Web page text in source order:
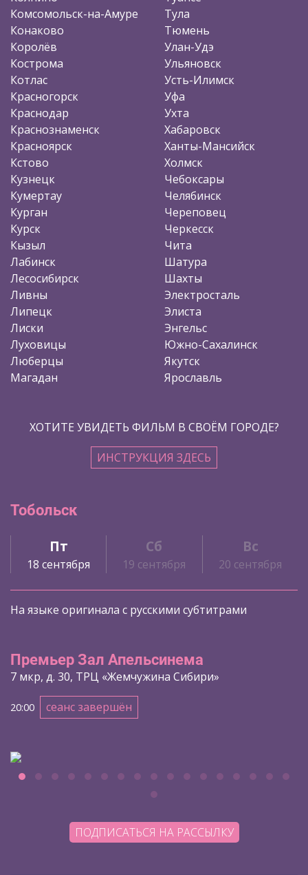
Комсомольск-на-Амуре
Конаково
Королёв
Кострома
Котлас
Красногорск
Краснодар
Краснознаменск
Красноярск
Кстово
Кузнецк
Кумертау
Курган
Курск
Кызыл
Лабинск
Лесосибирск
Ливны
Липецк
Лиски
Луховицы
Люберцы
Магадан
Тула
Тюмень
Улан-Удэ
Ульяновск
Усть-Илимск
Уфа
Ухта
Хабаровск
Ханты-Мансийск
Холмск
Чебоксары
Челябинск
Череповец
Черкесск
Чита
Шатура
Шахты
Электросталь
Элиста
Энгельс
Южно-Сахалинск
Якутск
Ярославль
ХОТИТЕ УВИДЕТЬ ФИЛЬМ В СВОЁМ ГОРОДЕ?
ИНСТРУКЦИЯ ЗДЕСЬ
Тобольск
Пт
18 сентября
Сб
19 сентября
Вс
20 сентября
На языке оригинала с русскими субтитрами
Премьер Зал Апельсинема
7 мкр, д. 30, ТРЦ «Жемчужина Сибири»
20:00 сеанс завершён
ПОДПИСАТЬСЯ НА РАССЫЛКУ